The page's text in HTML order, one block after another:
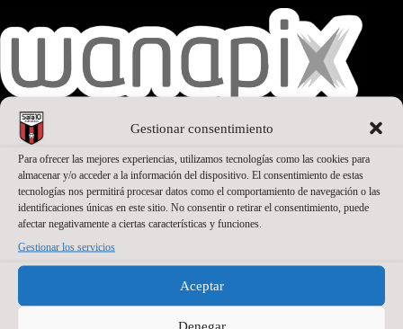
Gestionar consentimiento
Para ofrecer las mejores experiencias, utilizamos tecnologías como las cookies para
almacenar y/o acceder a la información del dispositivo. El consentimiento de estas
tecnologías nos permitirá procesar datos como el comportamiento de navegación o las
identificaciones únicas en este sitio. No consentir o retirar el consentimiento, puede
afectar negativamente a ciertas características y funciones.
Gestionar los servicios
Aceptar
Denegar
SEGUNDO PATROCINADOR